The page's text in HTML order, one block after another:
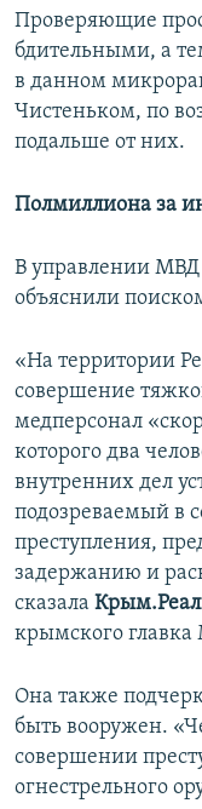
Проверяющие
бдительными, а
в данном
Чистеньком, по
подальше от них.
Полмиллиона за
В управлении
объяснили
«На территории
совершение
медперсонал
которого два
внутренних дел
подозреваемый в
преступления,
задержанию и
сказала
крымского
Она также
быть вооружен.
совершении
огнестрельного